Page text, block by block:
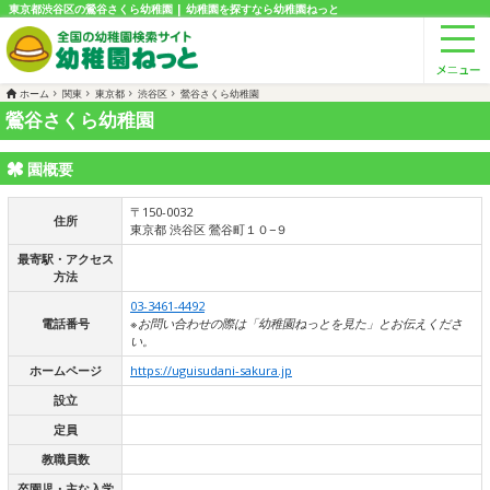
東京都渋谷区の鶯谷さくら幼稚園 | 幼稚園を探すなら幼稚園ねっと
ホーム 関東 東京都 渋谷区 鶯谷さくら幼稚園
鶯谷さくら幼稚園
園概要
住所
〒150-0032
東京都 渋谷区 鶯谷町１０−９
最寄駅・アクセス
方法
電話番号
03-3461-4492
※お問い合わせの際は「幼稚園ねっとを見た」とお伝えくださ
い。
ホームページ
https://uguisudani-sakura.jp
設立
定員
教職員数